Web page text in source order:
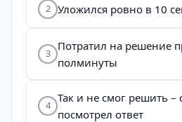
2 Уложился ровно в 10
3
Потратил на решение
полминуты
4
Так и не смог решить –
посмотрел ответ